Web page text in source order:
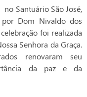
no Santuário São José,
Dom Nivaldo dos
foi realizada
Senhora da Graça.
renovaram seu
da paz e da